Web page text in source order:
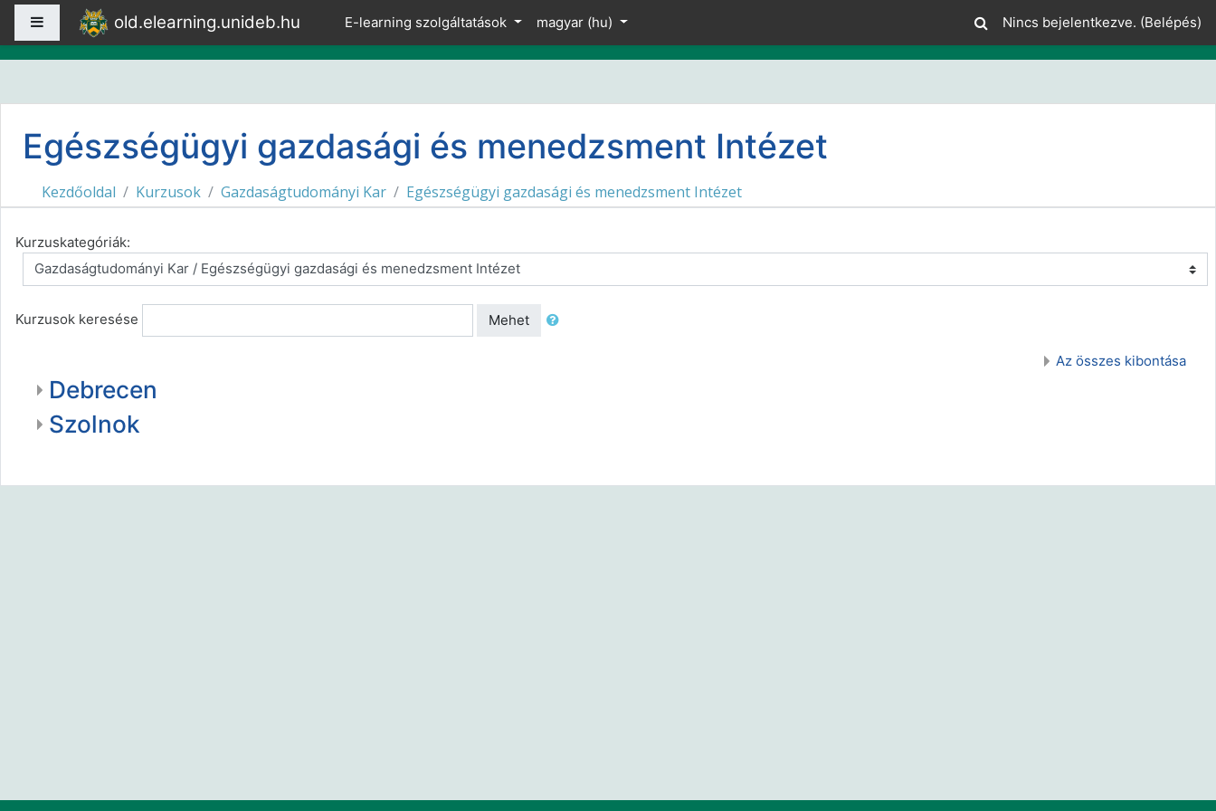
Tovább a fő tartalomhoz
Oldalpanel old.elearning.unideb.hu E-learning szolgáltatások magyar ‎(hu)‎ Nincs bejelentkezve. (Belépés)
Egészségügyi gazdasági és menedzsment Intézet
Kezdőoldal Kurzusok Gazdaságtudományi Kar Egészségügyi gazdasági és menedzsment Intézet
Kurzuskategóriák:
Kurzusok keresése Mehet
Az összes kibontása
Debrecen
Szolnok